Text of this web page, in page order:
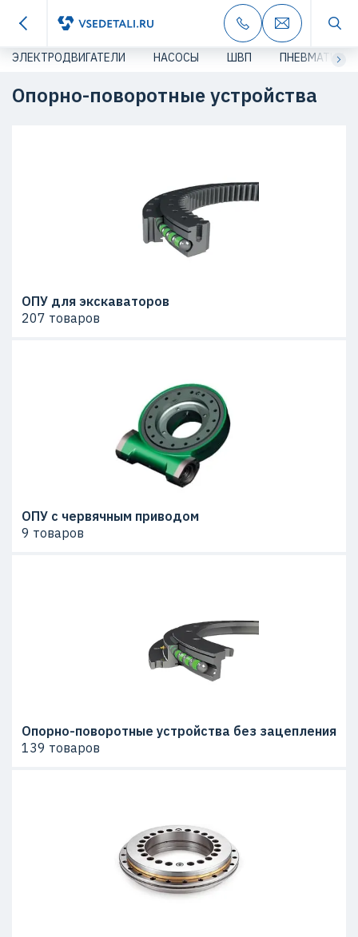
ЭЛЕКТРОДВИГАТЕЛИ НАСОСЫ ШВП ПНЕВМАТИКА
Опорно-поворотные устройства
ОПУ для экскаваторов
207 товаров
ОПУ с червячным приводом
9 товаров
Опорно-поворотные устройства без зацепления
139 товаров